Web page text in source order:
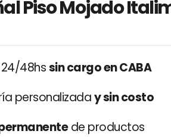
Piso Mojado
24/48hssin cargo en CABA
personalizaday sin costo
de productos